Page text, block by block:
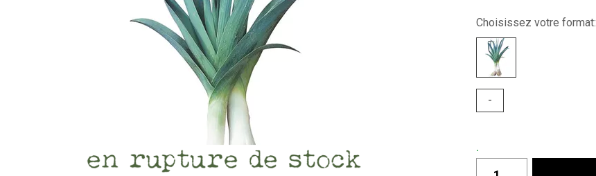
Choisissez votre format:
-
.